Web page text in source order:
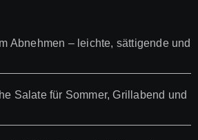
Abnehmen – leichte, sättigende und
Salate für Sommer, Grillabend und